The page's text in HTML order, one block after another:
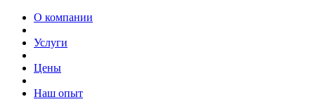
О компании
Услуги
Цены
Наш опыт